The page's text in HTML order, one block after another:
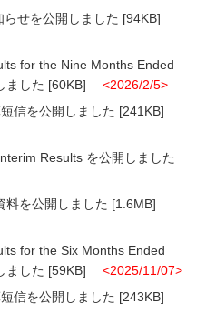
せを公開しました [94KB]
for the Nine Months Ended
ました [60KB] <2026/2/5>
信を公開しました [241KB]
Results を公開しました
料を公開しました [1.6MB]
for the Six Months Ended
ました [59KB] <2025/11/07>
信を公開しました [243KB]